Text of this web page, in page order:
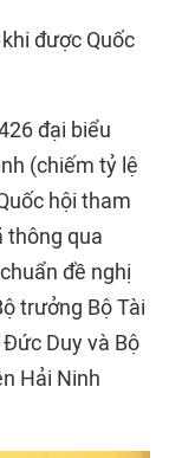
được Quốc
đại biểu
(chiếm tỷ lệ
hội tham
thông qua
đề nghị
trưởng Bộ Tài
Duy và Bộ
Hải Ninh